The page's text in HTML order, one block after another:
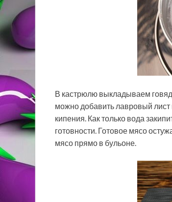
В кастрюлю выкладываем
можно добавить лавровый
кипения. Как только вода
готовности. Готовое мясо
мясо прямо в бульоне.